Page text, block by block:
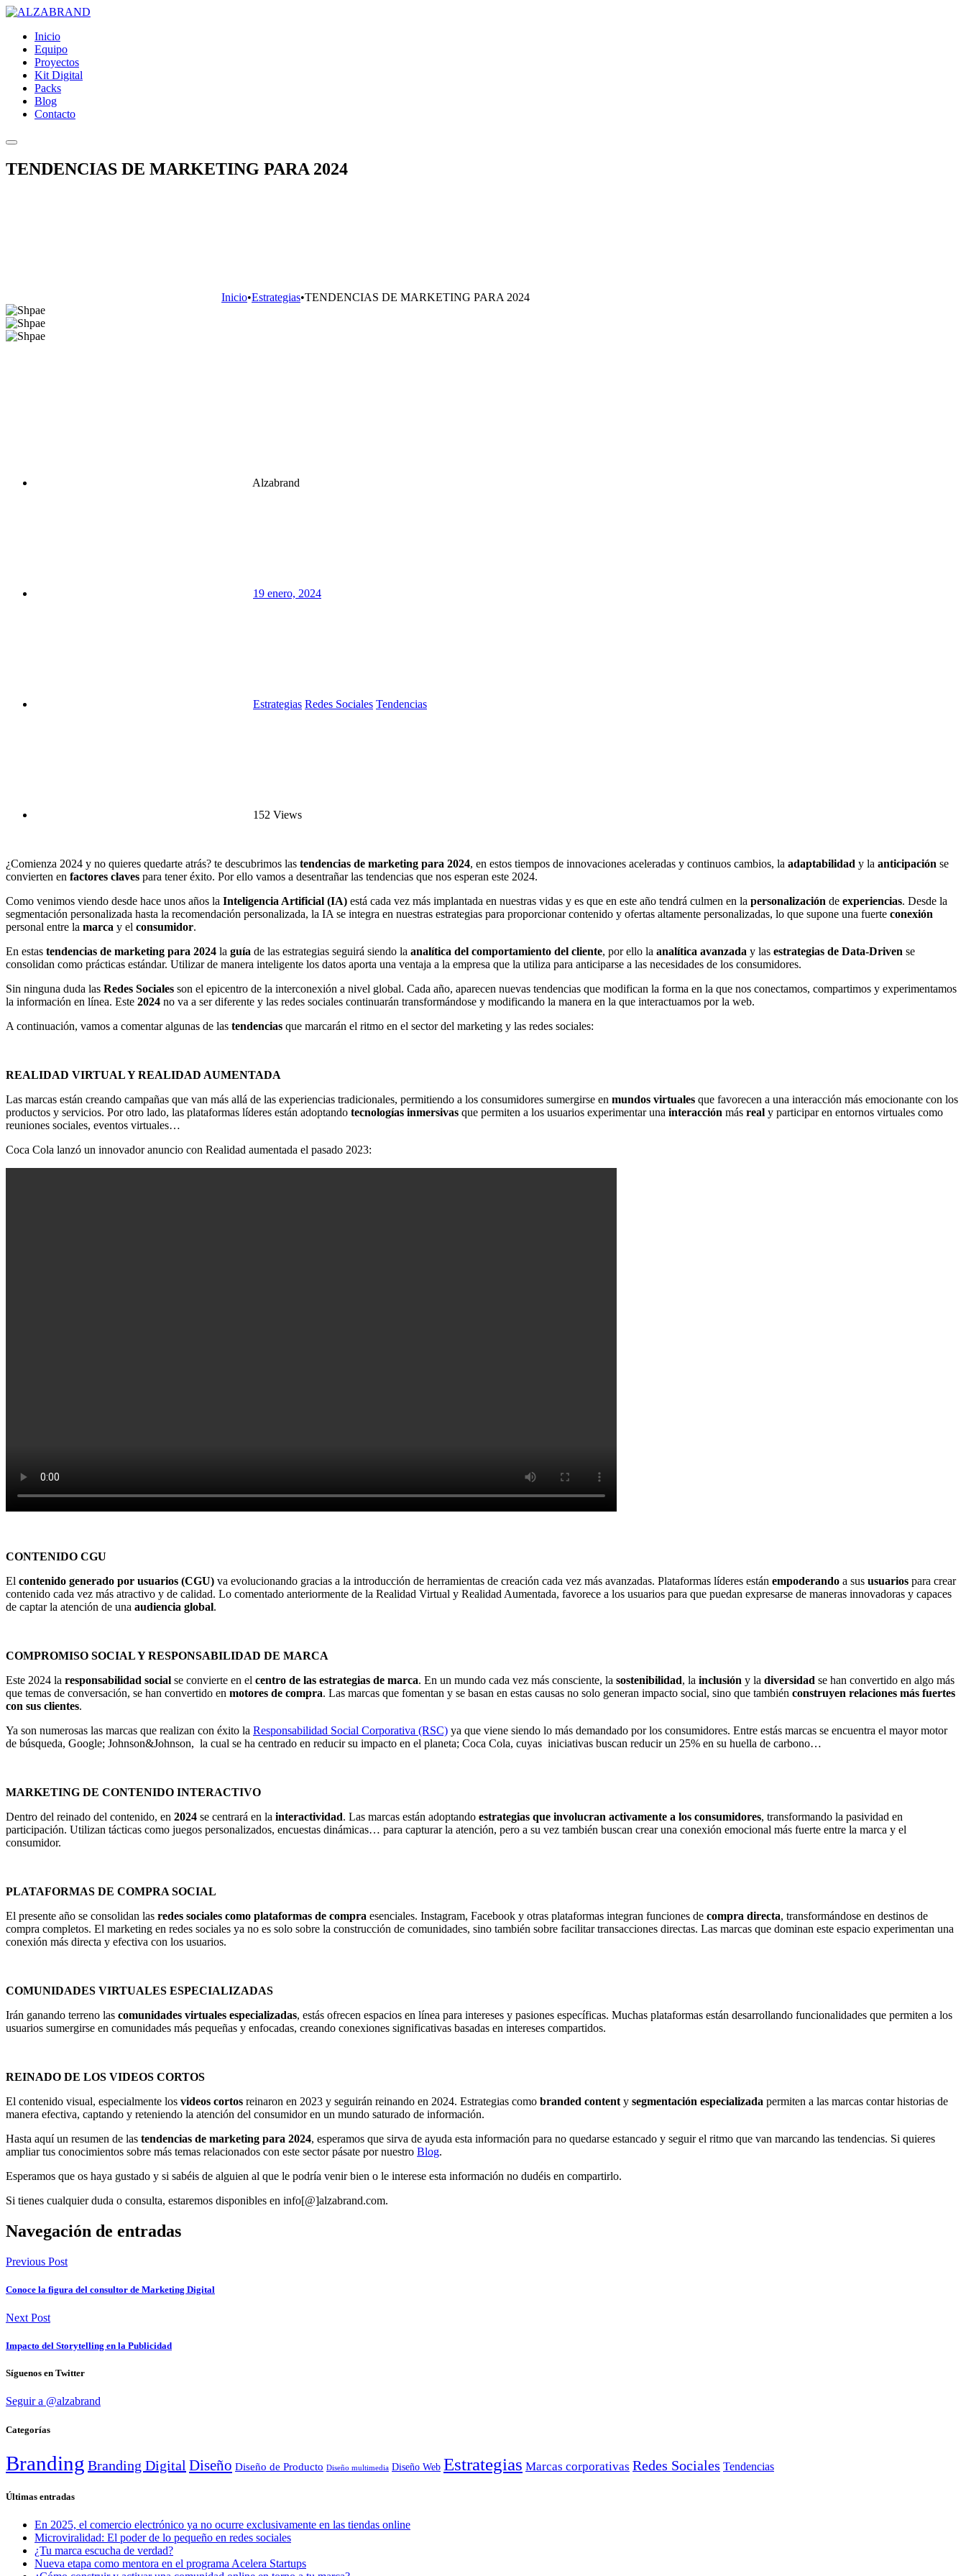
Inicio
Equipo
Proyectos
Kit Digital
Packs
Blog
Contacto
TENDENCIAS DE MARKETING PARA 2024
Inicio•Estrategias•TENDENCIAS DE MARKETING PARA 2024
Alzabrand
19 enero, 2024
Estrategias Redes Sociales Tendencias
152 Views
¿Comienza 2024 y no quieres quedarte atrás? te descubrimos las tendencias de marketing para 2024, en estos tiempos de innovaciones aceleradas y continuos cambios, la adaptabilidad y la anticipación se
convierten en factores claves para tener éxito. Por ello vamos a desentrañar las tendencias que nos esperan este 2024.
Como venimos viendo desde hace unos años la Inteligencia Artificial (IA) está cada vez más implantada en nuestras vidas y es que en este año tendrá culmen en la personalización de experiencias. Desde la
segmentación personalizada hasta la recomendación personalizada, la IA se integra en nuestras estrategias para proporcionar contenido y ofertas altamente personalizadas, lo que supone una fuerte conexión
personal entre la marca y el consumidor.
En estas tendencias de marketing para 2024 la guía de las estrategias seguirá siendo la analítica del comportamiento del cliente, por ello la analítica avanzada y las estrategias de Data-Driven se
consolidan como prácticas estándar. Utilizar de manera inteligente los datos aporta una ventaja a la empresa que la utiliza para anticiparse a las necesidades de los consumidores.
Sin ninguna duda las Redes Sociales son el epicentro de la interconexión a nivel global. Cada año, aparecen nuevas tendencias que modifican la forma en la que nos conectamos, compartimos y experimentamos
la información en línea. Este 2024 no va a ser diferente y las redes sociales continuarán transformándose y modificando la manera en la que interactuamos por la web.
A continuación, vamos a comentar algunas de las tendencias que marcarán el ritmo en el sector del marketing y las redes sociales:
REALIDAD VIRTUAL Y REALIDAD AUMENTADA
Las marcas están creando campañas que van más allá de las experiencias tradicionales, permitiendo a los consumidores sumergirse en mundos virtuales que favorecen a una interacción más emocionante con los
productos y servicios. Por otro lado, las plataformas líderes están adoptando tecnologías inmersivas que permiten a los usuarios experimentar una interacción más real y participar en entornos virtuales como
reuniones sociales, eventos virtuales…
Coca Cola lanzó un innovador anuncio con Realidad aumentada el pasado 2023:
CONTENIDO CGU
El contenido generado por usuarios (CGU) va evolucionando gracias a la introducción de herramientas de creación cada vez más avanzadas. Plataformas líderes están empoderando a sus usuarios para crear
contenido cada vez más atractivo y de calidad. Lo comentado anteriormente de la Realidad Virtual y Realidad Aumentada, favorece a los usuarios para que puedan expresarse de maneras innovadoras y capaces
de captar la atención de una audiencia global.
COMPROMISO SOCIAL Y RESPONSABILIDAD DE MARCA
Este 2024 la responsabilidad social se convierte en el centro de las estrategias de marca. En un mundo cada vez más consciente, la sostenibilidad, la inclusión y la diversidad se han convertido en algo más
que temas de conversación, se han convertido en motores de compra. Las marcas que fomentan y se basan en estas causas no solo generan impacto social, sino que también construyen relaciones más fuertes
con sus clientes.
Ya son numerosas las marcas que realizan con éxito la Responsabilidad Social Corporativa (RSC) ya que viene siendo lo más demandado por los consumidores. Entre estás marcas se encuentra el mayor motor
de búsqueda, Google; Johnson&Johnson, la cual se ha centrado en reducir su impacto en el planeta; Coca Cola, cuyas iniciativas buscan reducir un 25% en su huella de carbono…
MARKETING DE CONTENIDO INTERACTIVO
Dentro del reinado del contenido, en 2024 se centrará en la interactividad. Las marcas están adoptando estrategias que involucran activamente a los consumidores, transformando la pasividad en
participación. Utilizan tácticas como juegos personalizados, encuestas dinámicas… para capturar la atención, pero a su vez también buscan crear una conexión emocional más fuerte entre la marca y el
consumidor.
PLATAFORMAS DE COMPRA SOCIAL
El presente año se consolidan las redes sociales como plataformas de compra esenciales. Instagram, Facebook y otras plataformas integran funciones de compra directa, transformándose en destinos de
compra completos. El marketing en redes sociales ya no es solo sobre la construcción de comunidades, sino también sobre facilitar transacciones directas. Las marcas que dominan este espacio experimentan una
conexión más directa y efectiva con los usuarios.
COMUNIDADES VIRTUALES ESPECIALIZADAS
Irán ganando terreno las comunidades virtuales especializadas, estás ofrecen espacios en línea para intereses y pasiones específicas. Muchas plataformas están desarrollando funcionalidades que permiten a los
usuarios sumergirse en comunidades más pequeñas y enfocadas, creando conexiones significativas basadas en intereses compartidos.
REINADO DE LOS VIDEOS CORTOS
El contenido visual, especialmente los videos cortos reinaron en 2023 y seguirán reinando en 2024. Estrategias como branded content y segmentación especializada permiten a las marcas contar historias de
manera efectiva, captando y reteniendo la atención del consumidor en un mundo saturado de información.
Hasta aquí un resumen de las tendencias de marketing para 2024, esperamos que sirva de ayuda esta información para no quedarse estancado y seguir el ritmo que van marcando las tendencias. Si quieres
ampliar tus conocimientos sobre más temas relacionados con este sector pásate por nuestro Blog.
Esperamos que os haya gustado y si sabéis de alguien al que le podría venir bien o le interese esta información no dudéis en compartirlo.
Si tienes cualquier duda o consulta, estaremos disponibles en info[@]alzabrand.com.
Navegación de entradas
Previous Post
Conoce la figura del consultor de Marketing Digital
Next Post
Impacto del Storytelling en la Publicidad
Síguenos en Twitter
Seguir a @alzabrand
Categorías
Branding Branding Digital Diseño Diseño de Producto Diseño multimedia Diseño Web Estrategias Marcas corporativas Redes Sociales Tendencias
Últimas entradas
En 2025, el comercio electrónico ya no ocurre exclusivamente en las tiendas online
Microviralidad: El poder de lo pequeño en redes sociales
¿Tu marca escucha de verdad?
Nueva etapa como mentora en el programa Acelera Startups